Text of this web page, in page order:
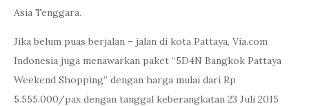
Asia Tenggara.
Jika belum puas berjalan – jalan di kota Pattaya, Via.com
Indonesia juga menawarkan paket “5D4N Bangkok Pattaya
Weekend Shopping” dengan harga mulai dari Rp
5.555.000/pax dengan tanggal keberangkatan 23 Juli 2015